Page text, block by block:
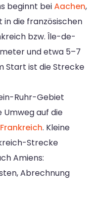
beginnt beiAachen,
die französischen
bzw. Île-de-
und etwa 5–7
Start ist die Strecke
Ruhr-Gebiet
Umweg auf die
Frankreich. Kleine
Strecke
Amiens:
Abrechnung